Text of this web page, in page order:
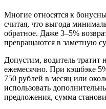
Многие относятся к
считая, что выгода
обратное. Даже 3–5%
превращаются в заметную
Допустим, водитель тратит
ежемесячно. При кэшбэке
750 рублей в месяц или
использовать
предложения, сумма